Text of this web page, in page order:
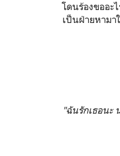
โดนร้องขออะ
เป็นฝ่ายหาม
"ฉันรักเธอนะ